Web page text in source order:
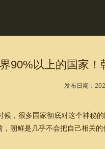
90%以上的国家
发布日期：
候，很多国家彻底对这个神秘
朝鲜是几乎不会把自己相关